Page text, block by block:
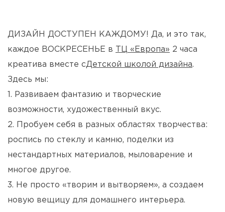
ДИЗАЙН ДОСТУПЕН КАЖДОМУ! Да, и это так,
каждое ВОСКРЕСЕНЬЕ в
ТЦ «Европа» 2 часа
креатива вместе сДетской школой дизайна.
Здесь мы:
1. Развиваем фантазию и творческие
возможности, художественный вкус.
2. Пробуем себя в разных областях творчества:
роспись по стеклу и камню, поделки из
нестандартных материалов, мыловарение и
многое другое.
3. Не просто «творим и вытворяем», а создаем
новую вещицу для домашнего интерьера.